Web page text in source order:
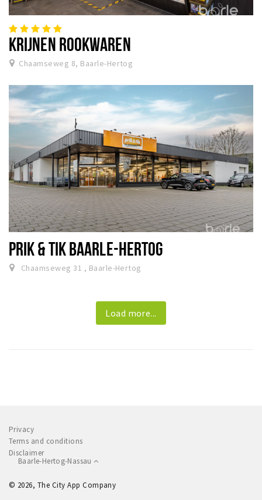
KRIJNEN ROOKWAREN
Chaamseweg 8, Baarle-Hertog
PRIK & TIK BAARLE-HERTOG
Chaamseweg 31 , Baarle-Hertog
Load more...
Privacy
Terms and conditions
Disclaimer
Baarle-Hertog-Nassau
© 2026, The City App Company